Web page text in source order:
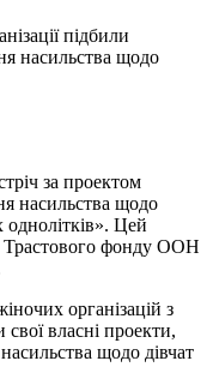
підбили
насильства щодо
за проектом
насильства щодо
однолітків». Цей
Трастового фонду ООН
організацій з
свої власні проекти,
щодо дівчат